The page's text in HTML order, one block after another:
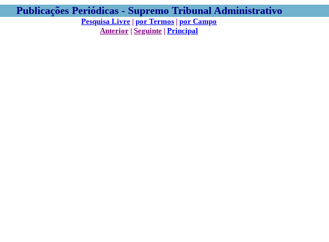
Publicações Periódicas - Supremo Tribunal Administrativo
Pesquisa Livre | por Termos | por Campo
Anterior | Seguinte | Principal